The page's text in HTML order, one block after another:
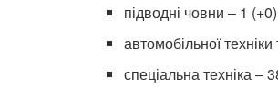
підводні човни – 1
автомобільної
спеціальна техніка ‒